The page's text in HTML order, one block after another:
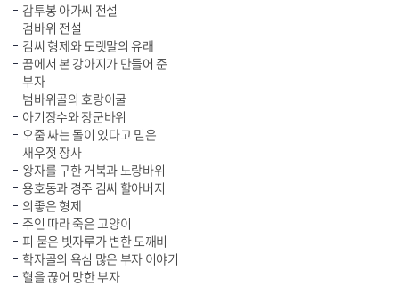
감투봉 아가씨 전설
검바위 전설
김씨 형제와 도랫말의 유래
꿈에서 본 강아지가 만들어 준
부자
범바위골의 호랑이굴
아기장수와 장군바위
오줌 싸는 돌이 있다고 믿은
새우젓 장사
왕자를 구한 거북과 노랑바위
용호동과 경주 김씨 할아버지
의좋은 형제
주인 따라 죽은 고양이
피 묻은 빗자루가 변한 도깨비
학자골의 욕심 많은 부자 이야기
혈을 끊어 망한 부자